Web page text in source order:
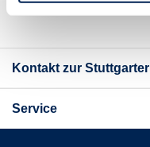
Kontakt zur Stuttgarter
Service